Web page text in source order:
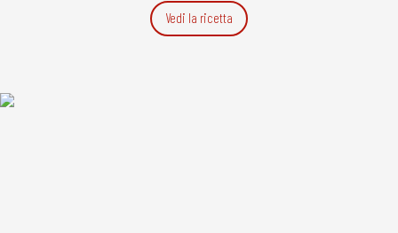
Vedi la ricetta